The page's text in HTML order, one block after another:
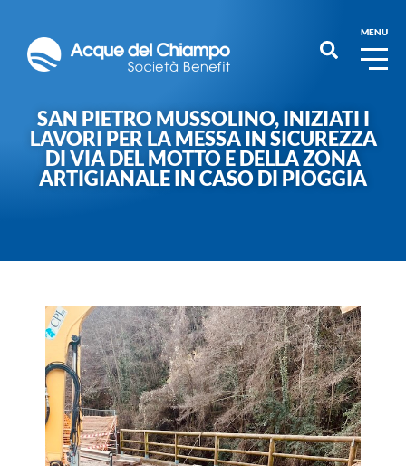
MENU
SAN PIETRO MUSSOLINO, INIZIATI I
LAVORI PER LA MESSA IN SICUREZZA
DI VIA DEL MOTTO E DELLA ZONA
ARTIGIANALE IN CASO DI PIOGGIA